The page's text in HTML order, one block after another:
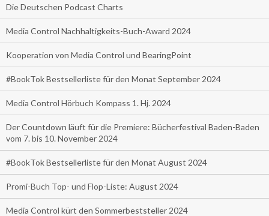
Die Deutschen Podcast Charts
Media Control Nachhaltigkeits-Buch-Award 2024
Kooperation von Media Control und BearingPoint
#BookTok Bestsellerliste für den Monat September 2024
Media Control Hörbuch Kompass 1. Hj. 2024
Der Countdown läuft für die Premiere: Bücherfestival Baden-Baden
vom 7. bis 10. November 2024
#BookTok Bestsellerliste für den Monat August 2024
Promi-Buch Top- und Flop-Liste: August 2024
Media Control kürt den Sommerbeststeller 2024